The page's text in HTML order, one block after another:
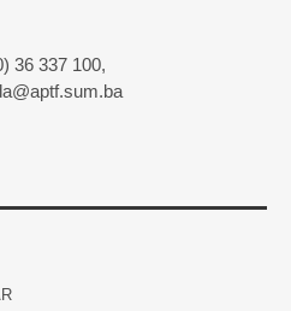
36 337 100,